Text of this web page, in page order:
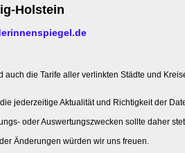
Holstein
auch die Tarife aller verlinkten Städte und
jederzeitige Aktualität und Richtigkeit der
oder Auswertungszwecken sollte daher
Änderungen würden wir uns freuen.